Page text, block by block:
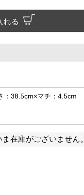
れる
：38.5cm×マチ：4.5cm
在庫がございません。